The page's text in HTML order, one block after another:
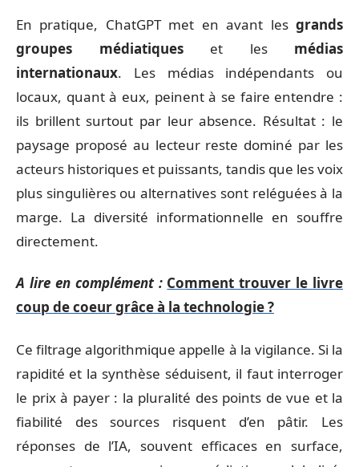
En pratique, ChatGPT met en avant les grands
groupes médiatiqueset les médias
internationaux. Les médias indépendants ou
locaux, quant à eux, peinent à se faire entendre :
ils brillent surtout par leur absence. Résultat : le
paysage proposé au lecteur reste dominé par les
acteurs historiques et puissants, tandis que les voix
plus singulières ou alternatives sont reléguées à la
marge. La diversité informationnelle en souffre
directement.
A lire en complément : Comment trouver le livre
coup de coeur grâce à la technologie ?
Ce filtrage algorithmique appelle à la vigilance. Si la
rapidité et la synthèse séduisent, il faut interroger
le prix à payer : la pluralité des points de vue et la
fiabilité des sources risquent d’en pâtir. Les
réponses de l’IA, souvent efficaces en surface,